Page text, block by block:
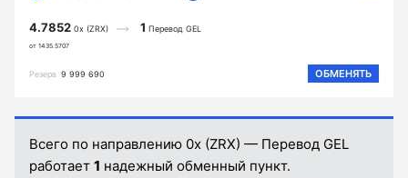
4.7852 0x (ZRX)
от 1435.5707
1 Перевод GEL
Резерв 9 999 690 ОБМЕНЯТЬ
Всего по направлению 0x (ZRX) — Перевод GEL
работает 1 надежный обменный пункт.